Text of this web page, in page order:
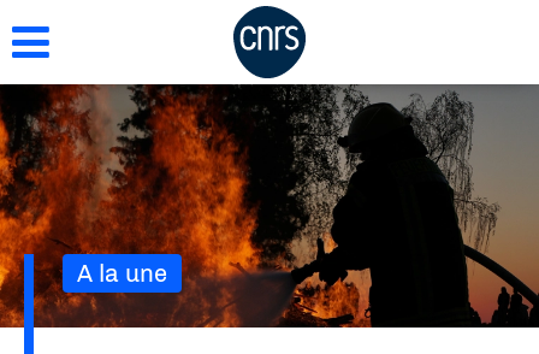
au
principal
A la une